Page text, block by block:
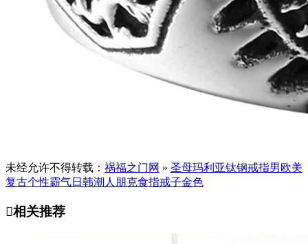
未经允许不得转载： 祸福之门网 » 圣母玛利亚钛钢戒指男欧美
复古个性霸气日韩潮人朋克食指戒子金色
相关推荐